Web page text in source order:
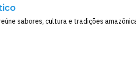
sabores, cultura e tradições